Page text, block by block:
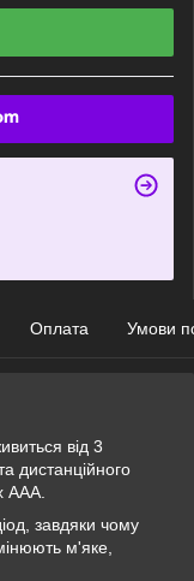
Оплата Умови
від 3
дистанційного
ААА.
завдяки чому
м'яке,